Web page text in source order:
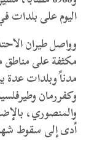
اليوم على بلدات في
وواصل طيران
مكثفة على مناطق
مدناً وبلدات عدة
وكفررمان
والمنصوري،
أدى إلى سقوط